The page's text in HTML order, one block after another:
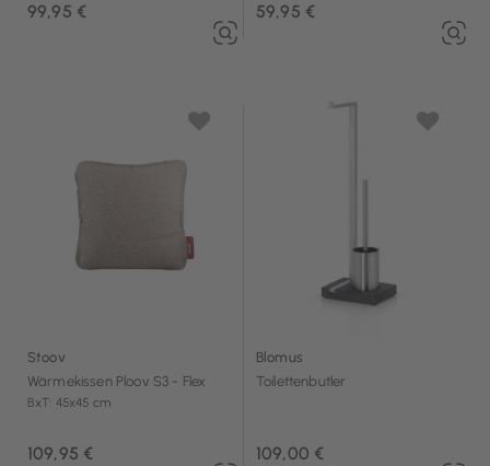
99,95 € 59,95 €
Stoov
Wärmekissen Ploov S3 - Flex
BxT: 45x45 cm
109,95 €
Blomus
Toilettenbutler
109,00 €